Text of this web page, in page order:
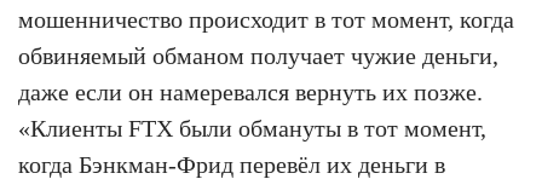
мошенничество происходит в тот момент, когда
обвиняемый обманом получает чужие деньги,
даже если он намеревался вернуть их позже.
«Клиенты FTX были обмануты в тот момент,
когда Бэнкман-Фрид перевёл их деньги в